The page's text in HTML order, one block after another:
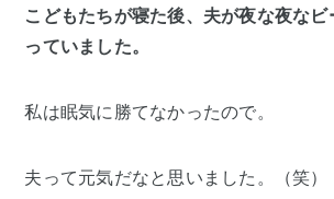
こどもたちが寝た後、夫が夜な夜な
っていました。
私は眠気に勝てなかったので。
夫って元気だなと思いました。（笑）